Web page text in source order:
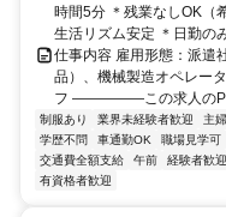
時間5分 ＊残業なしOK（
生活リズム安定 ＊日勤の
仕事内容 雇用形態：派遣
品）、機械製造オペレー
フ ―――――この求人の
制服あり 業界未経験者歓迎 主
学歴不問
車通勤OK 職場見学可
交通費全額支給
午前 経験者歓迎
有資格者歓迎